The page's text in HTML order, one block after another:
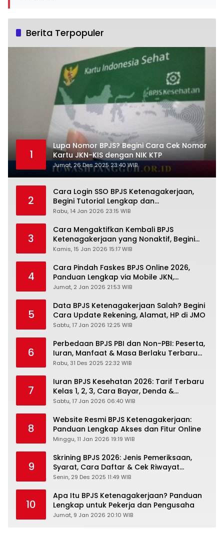
Berita Terpopuler
1
Lupa Nomor BPJS? Begini Cara Cek Nomor
Kartu JKN-KIS dengan NIK KTP
Jumat, 26 Des 2025 23:40 WIB
2
Cara Login SSO BPJS Ketenagakerjaan,
Begini Tutorial Lengkap dan
Pengertiannya
Rabu, 14 Jan 2026 23:15 WIB
3
Cara Mengaktifkan Kembali BPJS
Ketenagakerjaan yang Nonaktif, Begini
Panduan Lengkapnya
Kamis, 15 Jan 2026 15:17 WIB
4
Cara Pindah Faskes BPJS Online 2026,
Panduan Lengkap via Mobile JKN,
PANDAWA & Offiline Kantor Cabang
Jumat, 2 Jan 2026 21:53 WIB
5
Data BPJS Ketenagakerjaan Salah? Begini
Cara Update Rekening, Alamat, HP di JMO
Sabtu, 17 Jan 2026 12:25 WIB
6
Perbedaan BPJS PBI dan Non-PBI: Peserta,
Iuran, Manfaat & Masa Berlaku Terbaru
2026
Rabu, 31 Des 2025 22:32 WIB
7
Iuran BPJS Kesehatan 2026: Tarif Terbaru
Kelas 1, 2, 3, Cara Bayar, Denda &
Panduan Lengkap Peserta JKN-KIS
Sabtu, 17 Jan 2026 06:40 WIB
8
Website Resmi BPJS Ketenagakerjaan:
Panduan Lengkap Akses dan Fitur Online
Minggu, 11 Jan 2026 19:19 WIB
9
Skrining BPJS 2026: Jenis Pemeriksaan,
Syarat, Cara Daftar & Cek Riwayat
Kesehatan Gratis
Senin, 29 Des 2025 11:49 WIB
10
Apa Itu BPJS Ketenagakerjaan? Panduan
Lengkap untuk Pekerja dan Pengusaha
Jumat, 9 Jan 2026 20:10 WIB